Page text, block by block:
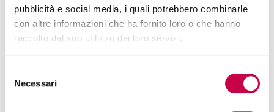
pubblicità e social media, i quali potrebbero combinarle
con altre informazioni che ha fornito loro o che hanno
raccolto dal suo utilizzo dei loro servizi.
delNecessari
Lucas Greenberg, Designer
”Rock-solid flexibility and support. I’d
template for great looking websites.“